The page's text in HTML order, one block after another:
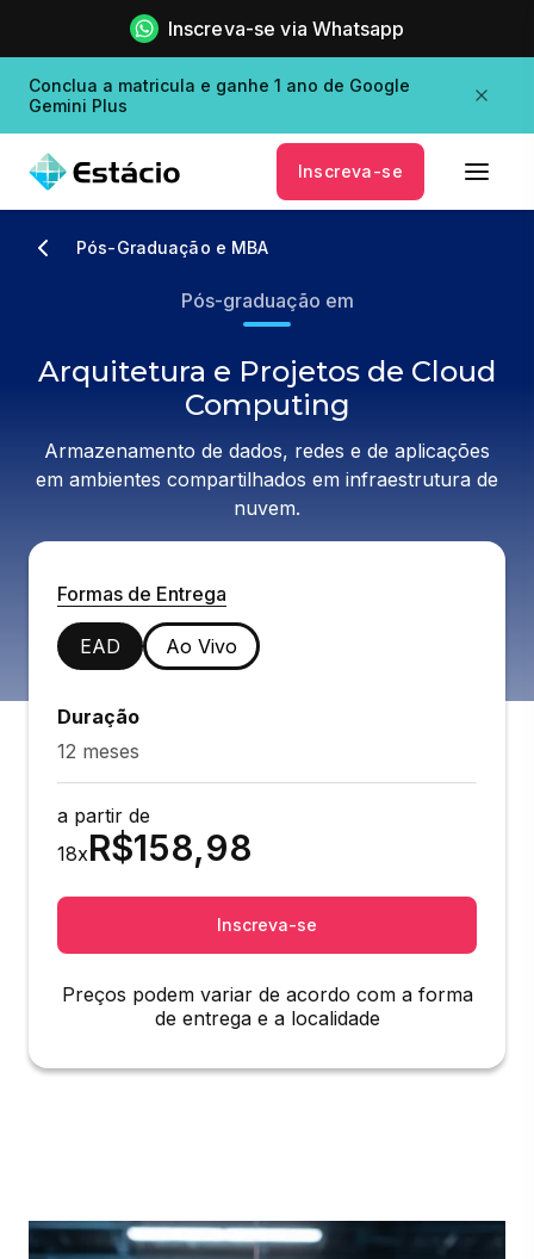
Inscreva-se via Whatsapp
Conclua a matricula e ganhe 1 ano de Google
Gemini Plus
Inscreva-se
Pós-Graduação e MBA
Pós-graduação em
Arquitetura e Projetos de Cloud
Computing
Armazenamento de dados, redes e de aplicações
em ambientes compartilhados em infraestrutura de
nuvem.
Formas de Entrega
EAD Ao Vivo
Duração
12 meses
a partir de
18xR$158,98
Inscreva-se
Preços podem variar de acordo com a forma
de entrega e a localidade